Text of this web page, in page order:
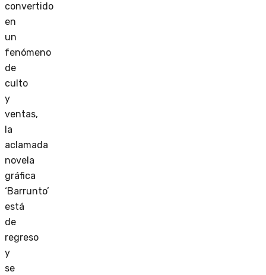
convertido
en
un
fenómeno
de
culto
y
ventas,
la
aclamada
novela
gráfica
‘Barrunto’
está
de
regreso
y
se